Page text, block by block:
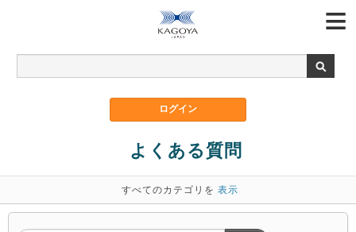
よくある質問
すべてのカテゴリを 表示